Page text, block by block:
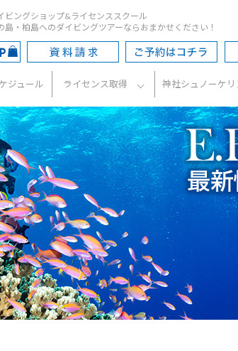
ビングショップ&ライセンススクール
島・柏島へのダイビングツアーならおまかせください！
ジュール ライセンス取得 神社シュノーケ